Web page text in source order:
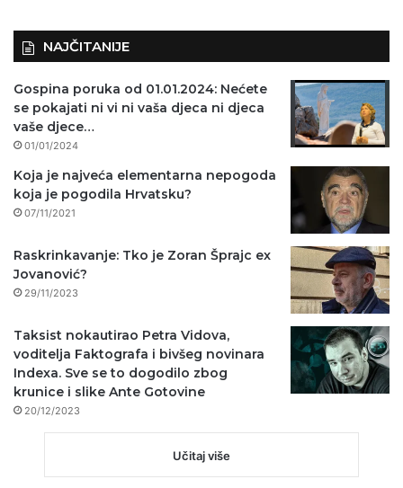
NAJČITANIJE
Gospina poruka od 01.01.2024: Nećete
se pokajati ni vi ni vaša djeca ni djeca
vaše djece…
01/01/2024
Koja je najveća elementarna nepogoda
koja je pogodila Hrvatsku?
07/11/2021
Raskrinkavanje: Tko je Zoran Šprajc ex
Jovanović?
29/11/2023
Taksist nokautirao Petra Vidova,
voditelja Faktografa i bivšeg novinara
Indexa. Sve se to dogodilo zbog
krunice i slike Ante Gotovine
20/12/2023
Učitaj više